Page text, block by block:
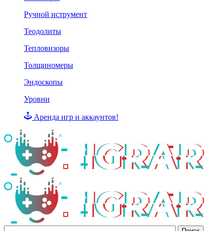
Ручной иструмент
Теодолиты
Тепловизоры
Толщиномеры
Эндоскопы
Уровни
Аренда игр и аккаунтов!